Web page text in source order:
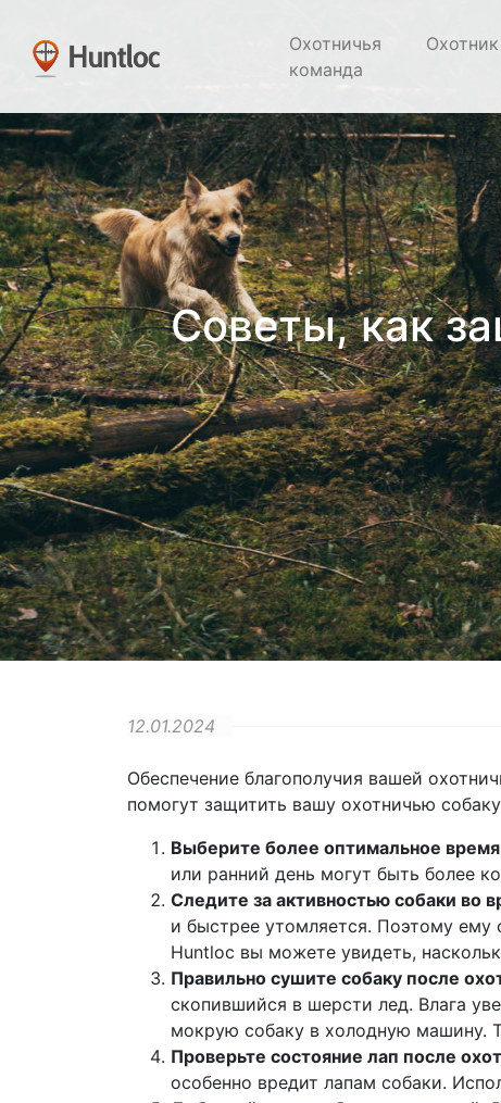
Охотничья
команда
Охотник
Советы, как
12.01.2024
Обеспечение благополучия вашей
помогут защитить вашу охотничью
Выберите более оптимальное
или ранний день могут быть более
Следите за активностью собаки во
и быстрее утомляется. Поэтому ему
Huntloc вы можете увидеть,
Правильно сушите собаку после
скопившийся в шерсти лед. Влага
мокрую собаку в холодную машину.
Проверьте состояние лап после
особенно вредит лапам собаки.